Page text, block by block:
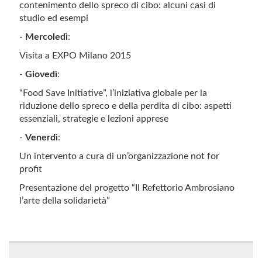
contenimento dello spreco di cibo: alcuni casi di
studio ed esempi
- Mercoledì:
Visita a EXPO Milano 2015
- Giovedì:
“Food Save Initiative”, l’iniziativa globale per la
riduzione dello spreco e della perdita di cibo: aspetti
essenziali, strategie e lezioni apprese
- Venerdì:
Un intervento a cura di un’organizzazione not for
profit
Presentazione del progetto “Il Refettorio Ambrosiano
l’arte della solidarietà”